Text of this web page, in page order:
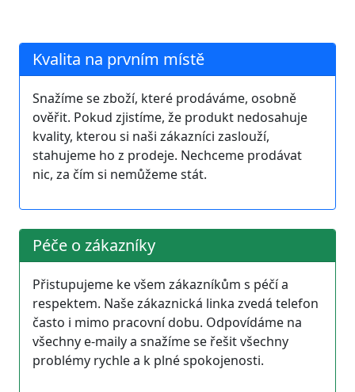
Kvalita na prvním místě
Snažíme se zboží, které prodáváme, osobně
ověřit. Pokud zjistíme, že produkt nedosahuje
kvality, kterou si naši zákazníci zaslouží,
stahujeme ho z prodeje. Nechceme prodávat
nic, za čím si nemůžeme stát.
Péče o zákazníky
Přistupujeme ke všem zákazníkům s péčí a
respektem. Naše zákaznická linka zvedá telefon
často i mimo pracovní dobu. Odpovídáme na
všechny e-maily a snažíme se řešit všechny
problémy rychle a k plné spokojenosti.